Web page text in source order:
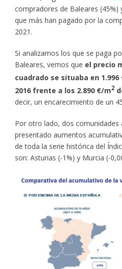
compradores de Baleares (45%)
que más han pagado por la
2021.
Si analizamos los que se paga
Baleares, vemos que el precio
cuadrado se situaba en 1.996
2016 frente a los 2.890 €/m2
decir, un encarecimiento de un
Por otro lado, dos
presentado aumentos
de toda la serie histórica del
son: Asturias (-1%) y Murcia (-